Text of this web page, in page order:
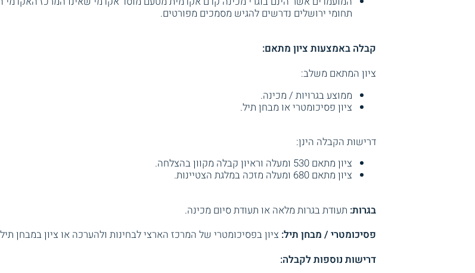
תחומי ירושלים נדרשים להגיש מסמכים מפורטים.
קבלה באמצעות ציון מתאם:
ציון המתאם משלב:
ממוצע בגרויות / מכינה.
ציון פסיכומטרי או מבחן תיל.
דרישות הקבלה הינן:
ציון מתאם 530 ומעלה וראיון קבלה מקוון בהצלחה.
ציון מתאם 680 ומעלה מזכה במלגת הצטיינות.
בגרות: תעודת בגרות מלאה או תעודת סיום מכינה.
פסיכומטרי / מבחן תיל: ציון בפסיכומטרי של המרכז הארצי לבחינות ולהערכה או ציון במבחן
דרישות נוספות לקבלה: